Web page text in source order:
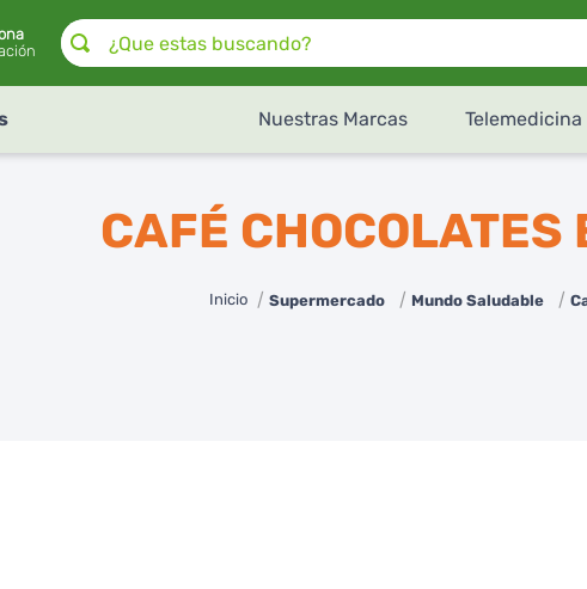
¿Cómo te gustaría
tu pedido de
Retiro en tienda Recibe en
¿Que estas buscando?
Nuestras Marcas Telemedicina
CAFÉ CHOCOLATES
Supermercado Mundo Saludable